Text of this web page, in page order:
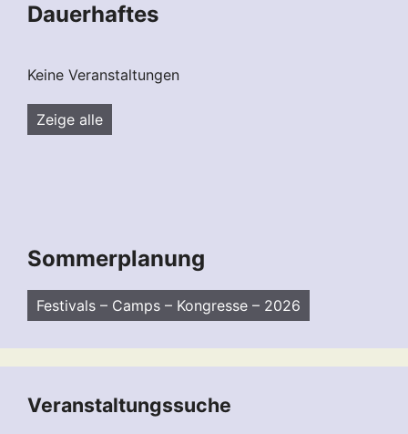
Dauerhaftes
Keine Veranstaltungen
Zeige alle
Sommerplanung
Festivals – Camps – Kongresse – 2026
Veranstaltungssuche